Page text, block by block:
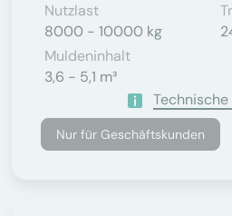
Nutzlast
8000 - 10000 kg
Muldeninhalt
3,6 - 5,1 m³
Nur für Geschäftskunden